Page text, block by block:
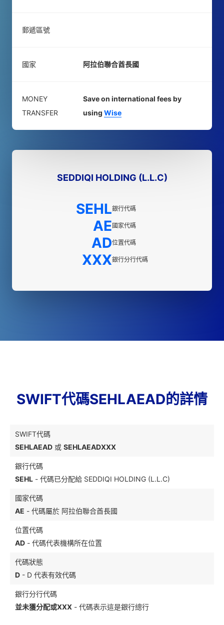
郵遞區號
國家 阿拉伯聯合酋長國
MONEY
TRANSFER
Save on international fees by
using Wise
SEDDIQI HOLDING (L.L.C)
SEHL銀行代碼
AE國家代碼
AD位置代碼
XXX銀行分行代碼
SWIFT代碼SEHLAEAD的詳情
SWIFT代碼
SEHLAEAD 或 SEHLAEADXXX
銀行代碼
SEHL - 代碼已分配給 SEDDIQI HOLDING (L.L.C)
國家代碼
AE - 代碼屬於 阿拉伯聯合酋長國
位置代碼
AD - 代碼代表機構所在位置
代碼狀態
D - D 代表有效代碼
銀行分行代碼
並未獲分配或XXX - 代碼表示這是銀行總行